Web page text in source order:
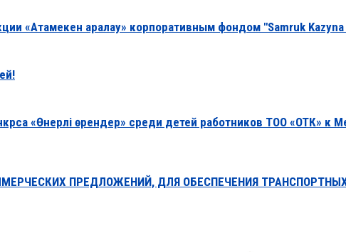
«Атамекен аралау» корпоративным фондом "Samruk
«Өнерлі өрендер» среди детей работников ТОО «ОТК» к
ПРЕДЛОЖЕНИЙ, ДЛЯ ОБЕСПЕЧЕНИЯ